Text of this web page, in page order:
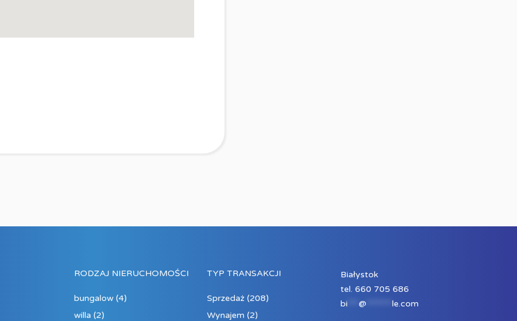
RODZAJ NIERUCHOMOŚCI
bungalow(4)
willa (2)
TYP TRANSAKCJI
Sprzedaż (208)
Wynajem (2)
Białystok
tel. 660 705 686
bi
@ le.com